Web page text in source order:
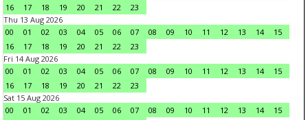
16
17 18 19 20 21 22
23
Thu 13 Aug 2026
00
01 02 03 04 05 06 07 08 09 10 11 12 13 14
15
16
17 18 19 20 21 22
23
Fri 14 Aug 2026
00
01 02 03 04 05 06 07 08 09 10 11 12 13 14
15
16
17 18 19 20 21 22
23
Sat 15 Aug 2026
00
01 02 03 04 05 06 07 08 09 10 11 12 13 14
15